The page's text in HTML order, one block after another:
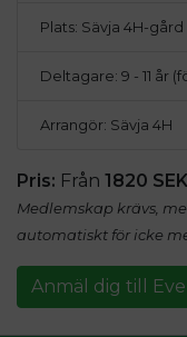
Plats: Sävja 4H-gård
Deltagare: 9 - 11 år
Arrangör: Sävja 4H
Pris: Från 1820 SEK
Medlemskap krävs,
automatiskt för icke
Anmäl dig till